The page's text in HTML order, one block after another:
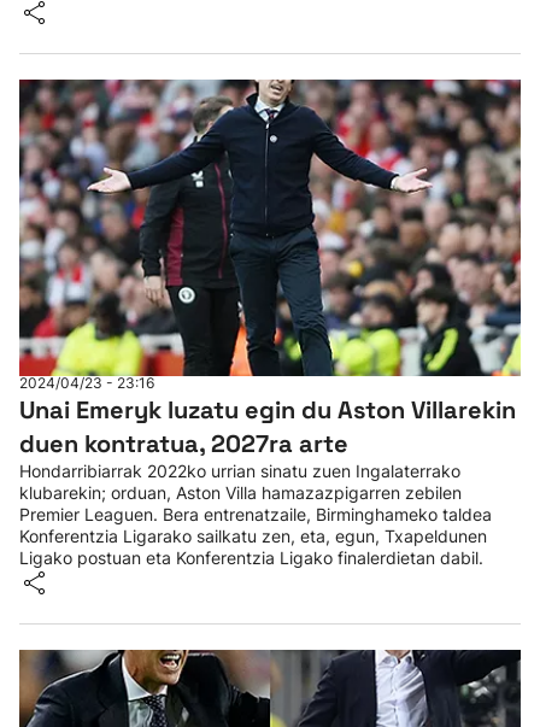
2024/04/23 - 23:16
Unai Emeryk luzatu egin du Aston Villarekin
duen kontratua, 2027ra arte
Hondarribiarrak 2022ko urrian sinatu zuen Ingalaterrako
klubarekin; orduan, Aston Villa hamazazpigarren zebilen
Premier Leaguen. Bera entrenatzaile, Birminghameko taldea
Konferentzia Ligarako sailkatu zen, eta, egun, Txapeldunen
Ligako postuan eta Konferentzia Ligako finalerdietan dabil.